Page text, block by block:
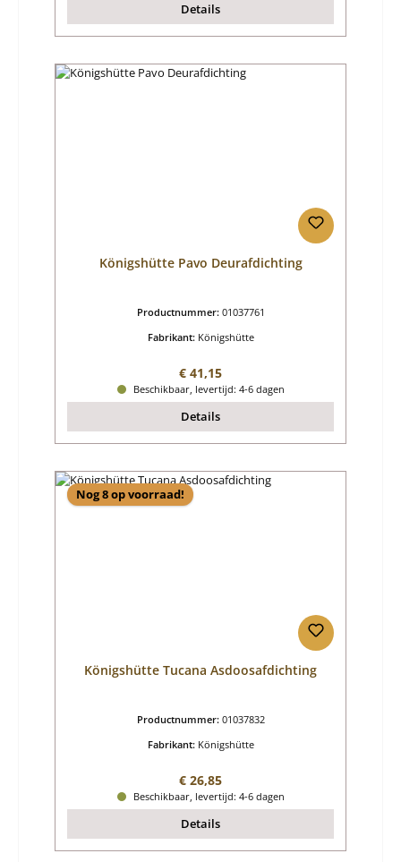
Details
Königshütte Pavo Deurafdichting
Productnummer: 01037761
Fabrikant: Königshütte
Normale prijs:
€ 41,15
Beschikbaar, levertijd: 4-6 dagen
Details
Nog 8 op voorraad!
Königshütte Tucana Asdoosafdichting
Productnummer: 01037832
Fabrikant: Königshütte
Normale prijs:
€ 26,85
Beschikbaar, levertijd: 4-6 dagen
Details